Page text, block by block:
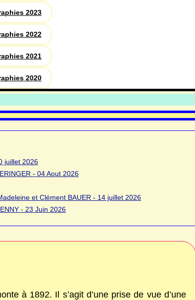
2023
2022
2021
2020
juillet 2026
- 04 Aout 2026
et Clément BAUER - 14 juillet 2026
- 23 Juin 2026
à 1892. Il s’agit d’une prise de vue d’une